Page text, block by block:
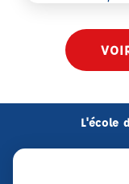
L'école